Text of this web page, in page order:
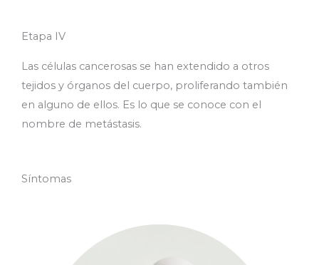
Etapa IV
Las células cancerosas se han extendido a otros
tejidos y órganos del cuerpo, proliferando también
en alguno de ellos. Es lo que se conoce con el
nombre de metástasis.
Síntomas